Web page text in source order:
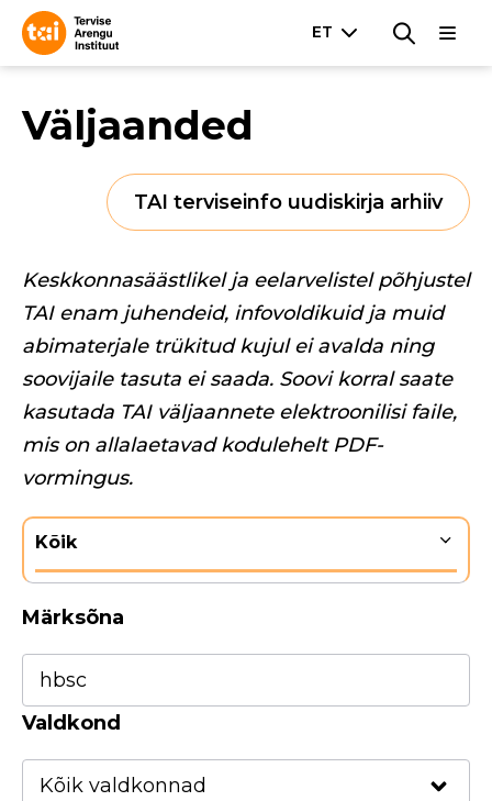
Väljaanded
TAI terviseinfo uudiskirja arhiiv
Keskkonnasäästlikel ja eelarvelistel põhjustel
TAI enam juhendeid, infovoldikuid ja muid
abimaterjale trükitud kujul ei avalda ning
soovijaile tasuta ei saada. Soovi korral saate
kasutada TAI väljaannete elektroonilisi faile,
mis on allalaetavad kodulehelt PDF-
vormingus.
Kõik
Märksõna
Valdkond